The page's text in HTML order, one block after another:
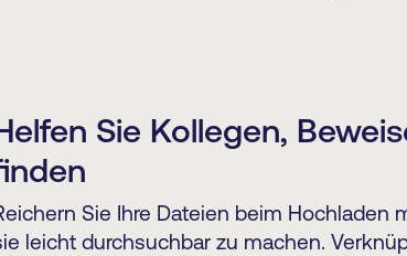
Sie Kollegen,
Sie Ihre Dateien beim Hochladen
leicht durchsuchbar zu machen.